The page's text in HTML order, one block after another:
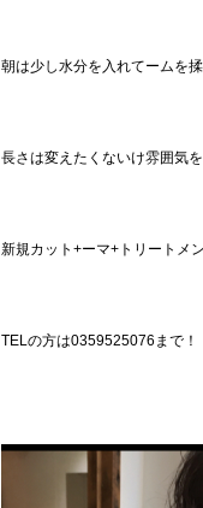
朝は少し水分を入れてームを
長さは変えたくないけ雰囲気
新規カット+ーマ+トリートメ
TELの方は0359525076まで！